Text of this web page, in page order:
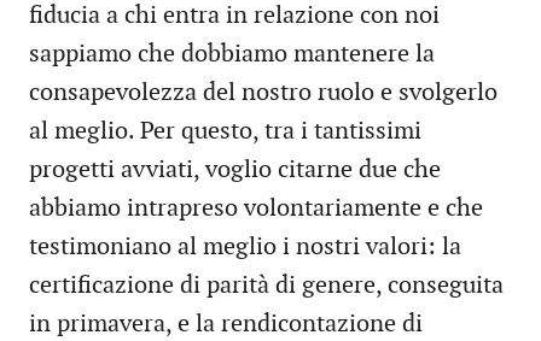
fiducia a chi entra in relazione con noi
sappiamo che dobbiamo mantenere la
consapevolezza del nostro ruolo e svolgerlo
al meglio. Per questo, tra i tantissimi
progetti avviati, voglio citarne due che
abbiamo intrapreso volontariamente e che
testimoniano al meglio i nostri valori: la
certificazione di parità di genere, conseguita
in primavera, e la rendicontazione di